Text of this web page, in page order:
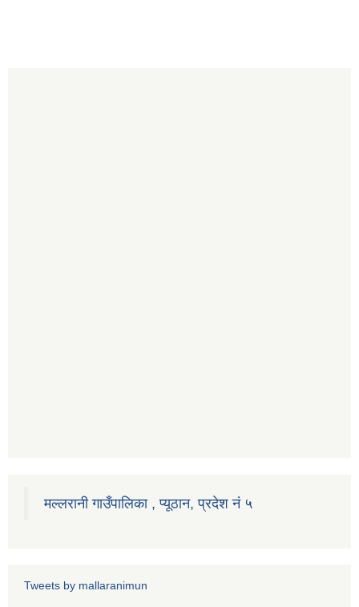
मल्लरानी गाउँपालिका , प्यूठान, प्रदेश नं ५
Tweets by mallaranimun